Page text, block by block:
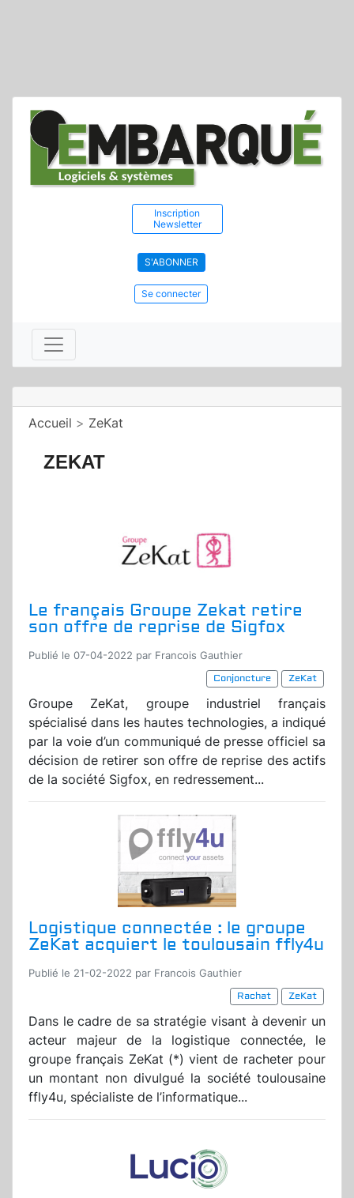
Inscription
Newsletter
S'ABONNER
Se connecter
Accueil > ZeKat
ZEKAT
Le français Groupe Zekat retire
son offre de reprise de Sigfox
Publié le 07-04-2022 par Francois Gauthier
Conjoncture
ZeKat
Groupe ZeKat, groupe industriel français
spécialisé dans les hautes technologies, a indiqué
par la voie d’un communiqué de presse officiel sa
décision de retirer son offre de reprise des actifs
de la société Sigfox, en redressement...
Logistique connectée : le groupe
ZeKat acquiert le toulousain ffly4u
Publié le 21-02-2022 par Francois Gauthier
Rachat
ZeKat
Dans le cadre de sa stratégie visant à devenir un
acteur majeur de la logistique connectée, le
groupe français ZeKat (*) vient de racheter pour
un montant non divulgué la société toulousaine
ffly4u, spécialiste de l’informatique...